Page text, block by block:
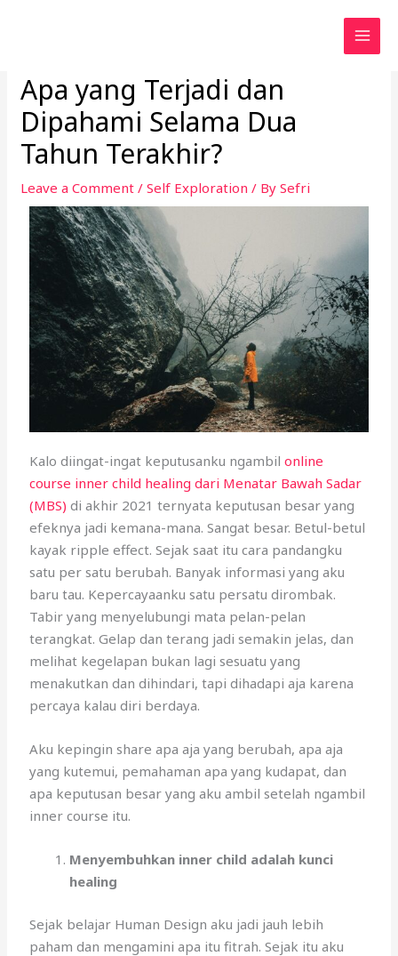
Apa yang Terjadi dan
Dipahami Selama Dua
Tahun Terakhir?
Leave a Comment /Self Exploration / BySefri
Kalo diingat-ingat keputusanku ngambilonline
course inner child healing dari Menatar Bawah Sadar
(MBS) di akhir 2021 ternyata keputusan besar yang
efeknya jadi kemana-mana. Sangat besar. Betul-betul
kayak ripple effect. Sejak saat itu cara pandangku
satu per satu berubah. Banyak informasi yang aku
baru tau. Kepercayaanku satu persatu dirombak.
Tabir yang menyelubungi mata pelan-pelan
terangkat. Gelap dan terang jadi semakin jelas, dan
melihat kegelapan bukan lagi sesuatu yang
menakutkan dan dihindari, tapi dihadapi aja karena
percaya kalau diri berdaya.
Aku kepingin share apa aja yang berubah, apa aja
yang kutemui, pemahaman apa yang kudapat, dan
apa keputusan besar yang aku ambil setelah ngambil
inner course itu.
Menyembuhkan inner child adalah kunci
healing
Sejak belajar Human Design aku jadi jauh lebih
paham dan mengamini apa itu fitrah. Sejak itu aku